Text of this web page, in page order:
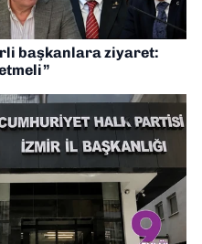
başkanlara ziyaret: